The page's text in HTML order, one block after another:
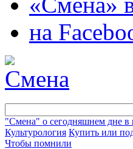
на
"Смена" о сегодняшнем дне в
Культурология Купить или
Чтобы помнили